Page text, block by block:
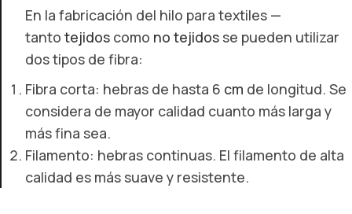
En la fabricación del hilo para textiles —
tanto tejidos como no tejidos se pueden utilizar
dos tipos de fibra:
Fibra corta: hebras de hasta 6 cm de longitud. Se
considera de mayor calidad cuanto más larga y
más fina sea.
Filamento: hebras continuas. El filamento de alta
calidad es más suave y resistente.